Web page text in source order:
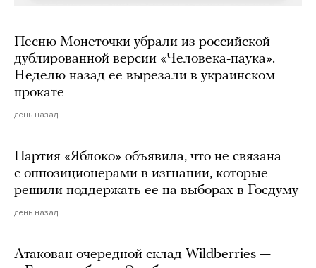
Песню Монеточки убрали из российской
дублированной версии «Человека-паука».
Неделю назад ее вырезали в украинском
прокате
день назад
Партия «Яблоко» объявила, что не связана
с оппозиционерами в изгнании, которые
решили поддержать ее на выборах в Госдуму
день назад
Атакован очередной склад Wildberries —